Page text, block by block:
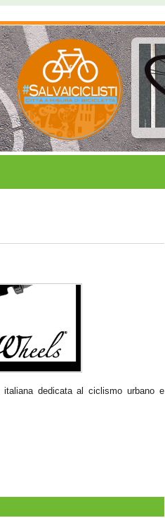
dedicata al ciclismo urbano e